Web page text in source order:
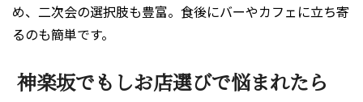
め、二次会の選択肢も豊富。食後にバーやカフェに立ち寄
るのも簡単です。
神楽坂でもしお店選びで悩まれたら